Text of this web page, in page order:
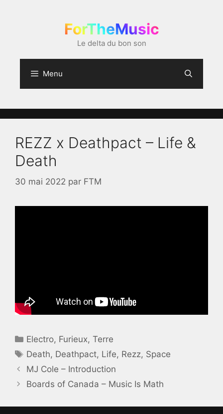
ForTheMusic
Le delta du bon son
Menu
REZZ x Deathpact – Life &
Death
30 mai 2022 par FTM
Catégories
Electro, Furieux,Terre
Étiquettes
Death, Deathpact, Life, Rezz, Space
MJ Cole – Introduction
Boards of Canada – Music Is Math